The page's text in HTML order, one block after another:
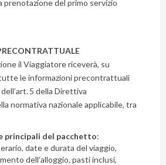
prenotazione del primo servizio
il Viaggiatore riceverà, su
le informazioni precontrattuali
5 della Direttiva
normativa nazionale applicabile, tra
principali del pacchetto:
date e durata del viaggio,
dell’alloggio, pasti inclusi,